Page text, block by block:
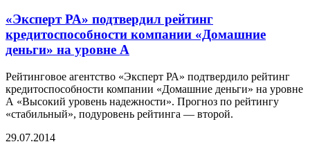
«Эксперт РА» подтвердил рейтинг
кредитоспособности компании «Домашние
деньги» на уровне A
Рейтинговое агентство «Эксперт РА» подтвердило рейтинг
кредитоспособности компании «Домашние деньги» на уровне
А «Высокий уровень надежности». Прогноз по рейтингу
«стабильный», подуровень рейтинга — второй.
29.07.2014